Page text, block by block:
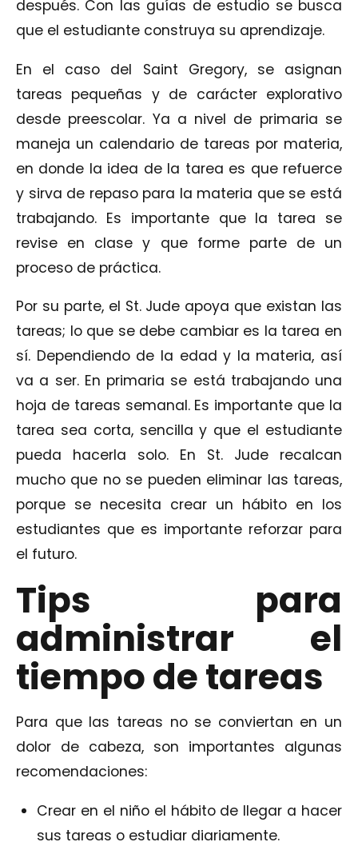
después. Con las guías de estudio se busca
que el estudiante construya su aprendizaje.
En el caso del Saint Gregory, se asignan
tareas pequeñas y de carácter explorativo
desde preescolar. Ya a nivel de primaria se
maneja un calendario de tareas por materia,
en donde la idea de la tarea es que refuerce
y sirva de repaso para la materia que se está
trabajando. Es importante que la tarea se
revise en clase y que forme parte de un
proceso de práctica.
Por su parte, el St. Jude apoya que existan las
tareas; lo que se debe cambiar es la tarea en
sí. Dependiendo de la edad y la materia, así
va a ser. En primaria se está trabajando una
hoja de tareas semanal. Es importante que la
tarea sea corta, sencilla y que el estudiante
pueda hacerla solo. En St. Jude recalcan
mucho que no se pueden eliminar las tareas,
porque se necesita crear un hábito en los
estudiantes que es importante reforzar para
el futuro.
Tips para
administrar el
tiempo de tareas
Para que las tareas no se conviertan en un
dolor de cabeza, son importantes algunas
recomendaciones:
Crear en el niño el hábito de llegar a hacer
sus tareas o estudiar diariamente.